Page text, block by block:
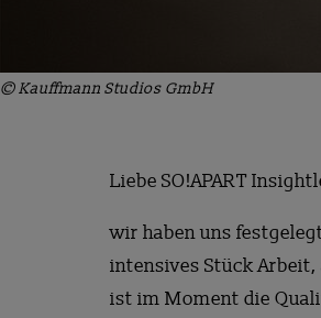
© Kauffmann Studios GmbH
Liebe SO!APART
wir haben uns
intensives Stück
ist im Moment die